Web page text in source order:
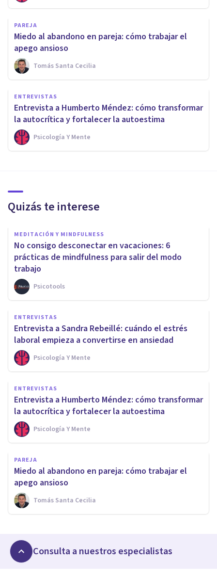
PAREJA
Miedo al abandono en pareja: cómo trabajar el
apego ansioso
Tomás Santa Cecilia
ENTREVISTAS
Entrevista a Humberto Méndez: cómo transformar
la autocrítica y fortalecer la autoestima
Psicología Y Mente
Quizás te interese
MEDITACIÓN Y MINDFULNESS
No consigo desconectar en vacaciones: 6
prácticas de mindfulness para salir del modo
trabajo
Psicotools
ENTREVISTAS
Entrevista a Sandra Rebeillé: cuándo el estrés
laboral empieza a convertirse en ansiedad
Psicología Y Mente
ENTREVISTAS
Entrevista a Humberto Méndez: cómo transformar
la autocrítica y fortalecer la autoestima
Psicología Y Mente
PAREJA
Miedo al abandono en pareja: cómo trabajar el
apego ansioso
Tomás Santa Cecilia
Consulta a nuestros especialistas